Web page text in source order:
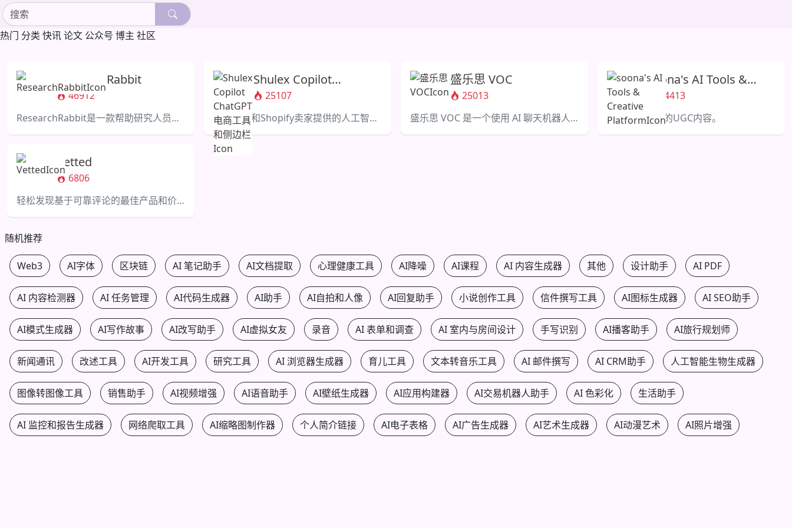
热门 分类 快讯论文 公众号 博主 社区
ResearchRabbit
46912
ResearchRabbit是一款帮助研究人员提高文献发现和协作的实用应用程序。
Shulex Copilot
ChatGPT电商工具和侧
边栏
25107
为亚马逊和Shopify卖家提供的人工智能助手，分析评论和优化列表。
盛乐思 VOC
25013
盛乐思 VOC 是一个使用 AI 聊天机器人分析电子商务客户反馈的 SaaS 平台。
soona's AI Tools &
Creative Platform
14413
轻松制作专业的UGC内容。
Vetted
6806
轻松发现基于可靠评论的最佳产品和价格。
随机推荐
Web3 AI字体 区块链 AI 笔记助手 AI文档提取 心理健康工具 AI降噪 AI课程 AI 内容生成器 其他 设计助手 AI PDF
AI 内容检测器 AI 任务管理 AI代码生成器 AI助手 AI自拍和人像 AI回复助手 小说创作工具 信件撰写工具 AI图标生成器 AI SEO助手
AI模式生成器 AI写作故事 AI改写助手 AI虚拟女友 录音 AI 表单和调查 AI 室内与房间设计 手写识别 AI播客助手 AI旅行规划师
新闻通讯 改述工具 AI开发工具 研究工具 AI 浏览器生成器 育儿工具 文本转音乐工具 AI 邮件撰写 AI CRM助手 人工智能生物生成器
图像转图像工具 销售助手 AI视频增强 AI语音助手 AI壁纸生成器 AI应用构建器 AI交易机器人助手 AI 色彩化 生活助手
AI 监控和报告生成器 网络爬取工具 AI缩略图制作器 个人简介链接 AI电子表格 AI广告生成器 AI艺术生成器 AI动漫艺术 AI照片增强